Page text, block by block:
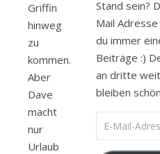
Griffin
hinweg
zu
kommen.
Aber
Dave
macht
nur
Urlaub
Stand sein?
Mail
du immer
Beiträge :)
an dritte
bleiben
E-Mail-